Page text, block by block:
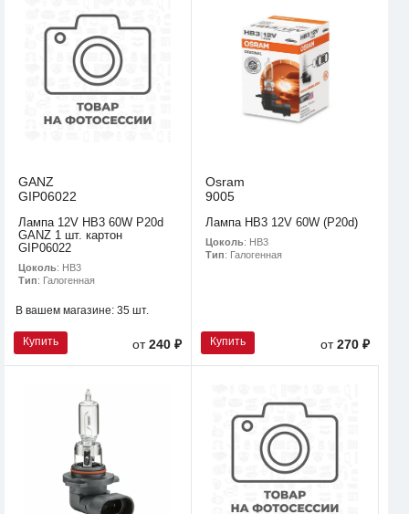
GANZ
GIP06022
Лампа 12V HB3 60W P20d
GANZ 1 шт. картон
GIP06022
Цоколь: HB3
Тип: Галогенная
В вашем магазине: 35 шт.
Купить от240 ₽
Osram
9005
Лампа HB3 12V 60W (P20d)
Цоколь: HB3
Тип: Галогенная
Купить от270 ₽